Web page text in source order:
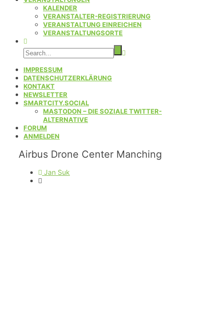
KALENDER
VERANSTALTER-REGISTRIERUNG
VERANSTALTUNG EINREICHEN
VERANSTALTUNGSORTE
IMPRESSUM
DATENSCHUTZERKLÄRUNG
KONTAKT
NEWSLETTER
SMARTCITY.SOCIAL
MASTODON – DIE SOZIALE TWITTER-
ALTERNATIVE
FORUM
ANMELDEN
Airbus Drone Center Manching
Jan Suk